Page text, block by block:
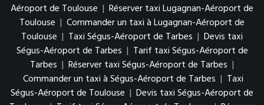
Aéroport de Toulouse | Réserver taxi Lugagnan-Aéroport de
Toulouse | Commander un taxi à Lugagnan-Aéroport de
Toulouse | Taxi Ségus-Aéroport de Tarbes | Devis taxi
Ségus-Aéroport de Tarbes | Tarif taxi Ségus-Aéroport de
Tarbes | Réserver taxi Ségus-Aéroport de Tarbes |
Commander un taxi à Ségus-Aéroport de Tarbes | Taxi
Ségus-Aéroport de Toulouse | Devis taxi Ségus-Aéroport de